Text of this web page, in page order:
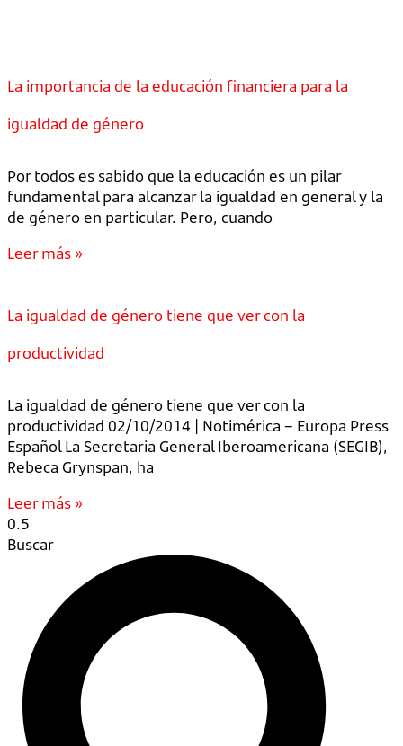
La importancia de la educación financiera para la
igualdad de género
Por todos es sabido que la educación es un pilar
fundamental para alcanzar la igualdad en general y la
de género en particular. Pero, cuando
Leer más »
La igualdad de género tiene que ver con la
productividad
La igualdad de género tiene que ver con la
productividad 02/10/2014 | Notimérica – Europa Press
Español La Secretaria General Iberoamericana (SEGIB),
Rebeca Grynspan, ha
Leer más »
Buscar